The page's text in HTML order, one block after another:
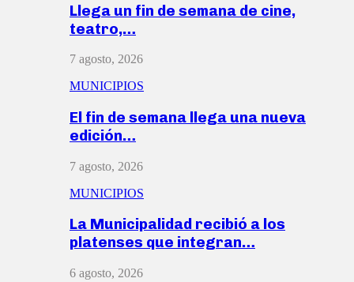
Llega un fin de semana de cine,
teatro,…
7 agosto, 2026
MUNICIPIOS
El fin de semana llega una nueva
edición…
7 agosto, 2026
MUNICIPIOS
La Municipalidad recibió a los
platenses que integran…
6 agosto, 2026